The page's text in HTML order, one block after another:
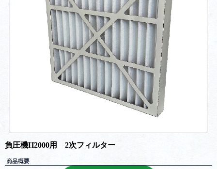
負圧機H2000用 2次フィルター
商品概要